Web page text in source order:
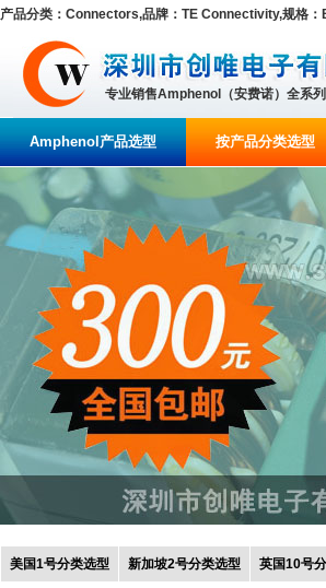
产品分类：Connectors,品牌：TE Connectivity,规格
专业销售Amphenol（安费诺）全系
Amphenol产品选型 按产品分类选型
美国1号分类选型 新加坡2号分类选型 英国10号